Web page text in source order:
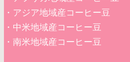
・アジア地域産コーヒー豆
・中米地域産コーヒー豆
・南米地域産コーヒー豆